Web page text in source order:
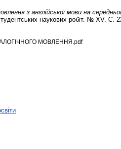
з англійської мови на
наукових робіт. № XV. С.
МОВЛЕННЯ.pdf